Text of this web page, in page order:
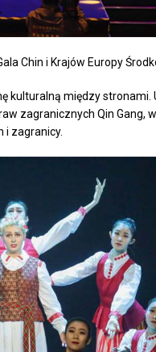
Chin i Krajów Europy
kulturalną między
zagranicznych Qin Gang,
i zagranicy.